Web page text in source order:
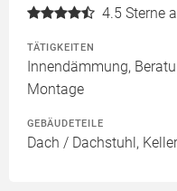
4.5 Sterne
TÄTIGKEITEN
Innendämmung,
Montage
GEBÄUDETEILE
Dach / Dachstuhl,